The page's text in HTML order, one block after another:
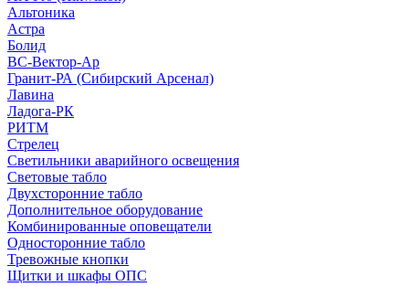
Альтоника
Астра
Болид
ВС-Вектор-Ар
Гранит-РА (Сибирский Арсенал)
Лавина
Ладога-РК
РИТМ
Стрелец
Светильники аварийного освещения
Световые табло
Двухсторонние табло
Дополнительное оборудование
Комбинированные оповещатели
Односторонние табло
Тревожные кнопки
Щитки и шкафы ОПС